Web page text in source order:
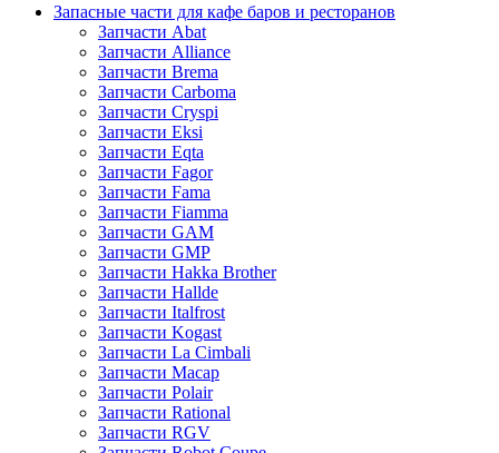
Запасные части для кафе баров и ресторанов
Запчасти Abat
Запчасти Alliance
Запчасти Brema
Запчасти Carboma
Запчасти Cryspi
Запчасти Eksi
Запчасти Eqta
Запчасти Fagor
Запчасти Fama
Запчасти Fiamma
Запчасти GAM
Запчасти GMP
Запчасти Hakka Brother
Запчасти Hallde
Запчасти Italfrost
Запчасти Kogast
Запчасти La Cimbali
Запчасти Macap
Запчасти Polair
Запчасти Rational
Запчасти RGV